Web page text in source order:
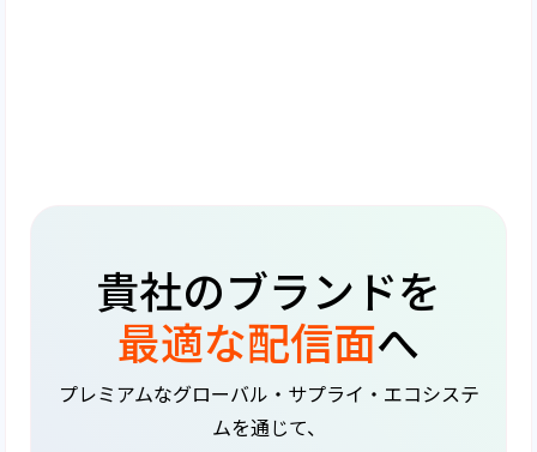
貴社のブランドを
最適な配信面へ
プレミアムなグローバル・サプライ・エコシステ
ムを通じて、